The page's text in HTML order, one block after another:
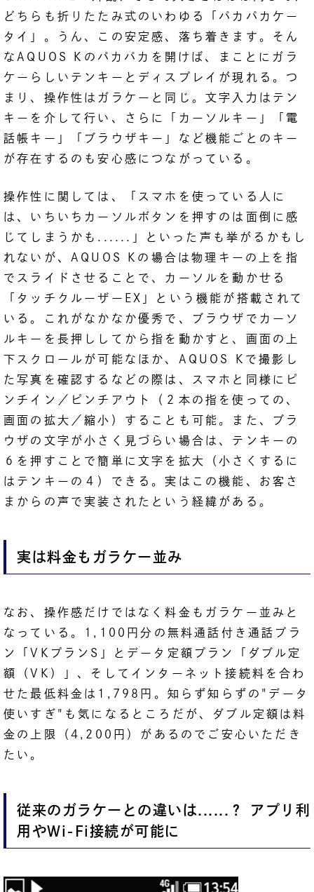
どちらも折りたたみ式のいわゆる「パカパカケー
タイ」。うん、この安定感、落ち着きます。そん
なAQUOS Kのパカパカを開けば、まことにガラ
ケーらしいテンキーとディスプレイが現れる。つ
まり、操作性はガラケーと同じ。文字入力はテン
キーを介して行い、さらに「カーソルキー」「電
話帳キー」「ブラウザキー」など機能ごとのキー
が存在するのも安心感につながっている。
操作性に関しては、「スマホを使っている人に
は、いちいちカーソルボタンを押すのは面倒に感
じてしまうかも......」といった声も挙がるかもし
れないが、AQUOS Kの場合は物理キーの上を指
でスライドさせることで、カーソルを動かせる
「タッチクルーザーEX」という機能が搭載されて
いる。これがなかなか優秀で、ブラウザでカーソ
ルキーを長押ししてから指を動かすと、画面の上
下スクロールが可能なほか、AQUOS Kで撮影し
た写真を確認するなどの際は、スマホと同様にピ
ンチイン／ピンチアウト（２本の指を使っての、
画面の拡大／縮小）することも可能。また、ブラ
ウザの文字が小さく見づらい場合は、テンキーの
６を押すことで簡単に文字を拡大（小さくするに
はテンキーの４）できる。実はこの機能、お客さ
まからの声で実装されたという経緯がある。
実は料金もガラケー並み
なお、操作感だけではなく料金もガラケー並みと
なっている。1,100円分の無料通話付き通話プラ
ン「VKプランS」とデータ定額プラン「ダブル定
額（VK）」、そしてインターネット接続料を合わ
せた最低料金は1,798円。知らず知らずの"データ
使いすぎ"も気になるところだが、ダブル定額は料
金の上限（4,200円）があるのでご安心いただき
たい。
従来のガラケーとの違いは......？ アプリ利
用やWi-Fi接続が可能に